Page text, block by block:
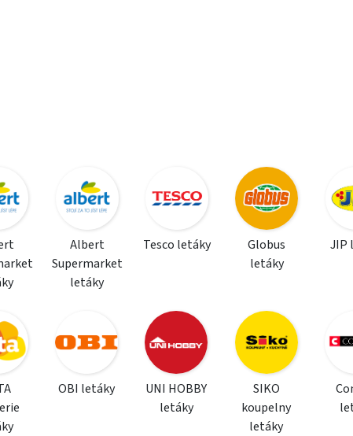
Albert
Supermarket
letáky
Tesco letáky
Globus
letáky
JIP
OBI letáky
UNI HOBBY
letáky
SIKO
koupelny
letáky